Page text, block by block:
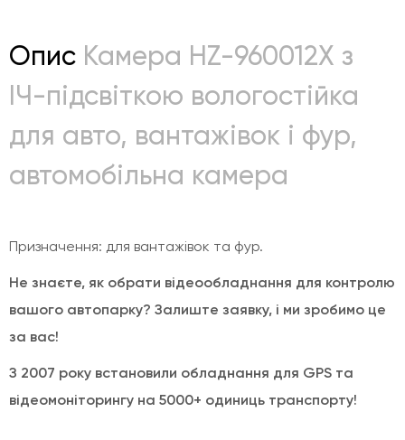
Опис Камера HZ-960012X з
ІЧ-підсвіткою вологостійка
для авто, вантажівок і фур,
автомобільна камера
Призначення: для вантажівок та фур.
Не знаєте, як обрати відеообладнання для контролю
вашого автопарку? Залиште заявку, і ми зробимо це
за вас!
З 2007 року встановили обладнання для GPS та
відеомоніторингу на 5000+ одиниць транспорту!